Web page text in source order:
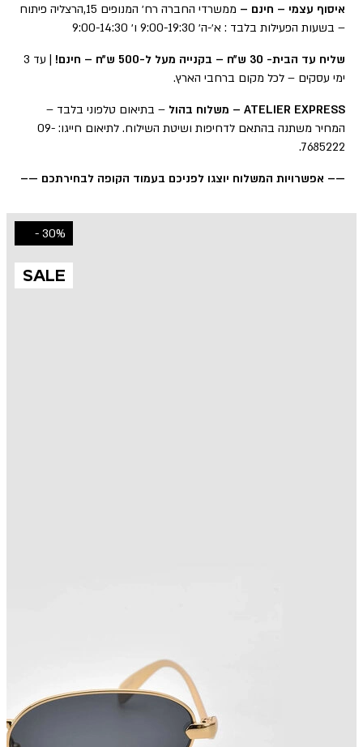
איסוף עצמי – חינם –
ממשרדי החברה רח׳ המנופים 15,הרצליה פיתוח
– בשעות הפעילות בלבד : א׳-ה׳ 9:00-19:30 ו׳ 9:00-14:30
שליח עד הבית- 30 ש״ח – בקנייה מעל ל-500 ש״ח – חינם!
| עד 3
ימי עסקים – לכל מקום ברחבי הארץ.
ATELIER EXPRESS – משלוח בהול
– בתיאום טלפוני בלבד –
המחיר משתנה בהתאם לדחיפות ושיטת השילוח. לתיאום חייגו: 09-
7685222.
—– אפשרויות המשלוח יוצגו לפניכם בעמוד הקופה לבחירתכם —–
30% -
SALE